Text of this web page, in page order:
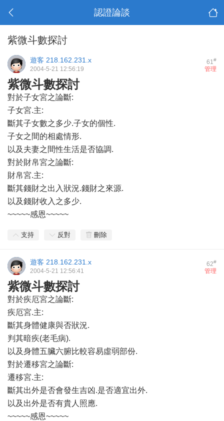
認證論談
紫微斗數探討
61#
遊客 218.162.231.x
管理
2004-5-21 12:56:19
紫微斗數探討
對於子女宮之論斷:
子女宮.主:
斷其子女數之多少.子女的個性.
子女之間的相處情形.
以及夫妻之間性生活是否協調.
對於財帛宮之論斷:
財帛宮.主:
斷其錢財之出入狀況.錢財之來源.
以及錢財收入之多少.
~~~~~感恩~~~~~
支持 反對 刪除
62#
遊客 218.162.231.x
管理
2004-5-21 12:56:41
紫微斗數探討
對於疾厄宮之論斷:
疾厄宮.主:
斷其身體健康與否狀況.
判其暗疾(老毛病).
以及身體五臟六腑比較容易虛弱部份.
對於遷移宮之論斷:
遷移宮.主:
斷其出外是否會發生吉凶.是否適宜出外.
以及出外是否有貴人照應.
~~~~~感恩~~~~~